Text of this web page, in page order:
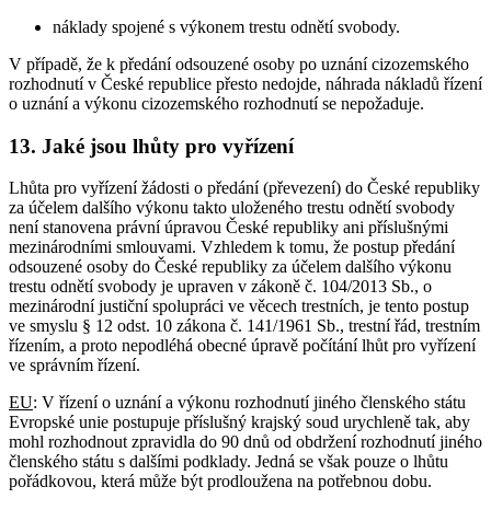
náklady spojené s výkonem trestu odnětí svobody.
V případě, že k předání odsouzené osoby po uznání cizozemského
rozhodnutí v České republice přesto nedojde, náhrada nákladů řízení
o uznání a výkonu cizozemského rozhodnutí se nepožaduje.
13. Jaké jsou lhůty pro vyřízení
Lhůta pro vyřízení žádosti o předání (převezení) do České republiky
za účelem dalšího výkonu takto uloženého trestu odnětí svobody
není stanovena právní úpravou České republiky ani příslušnými
mezinárodními smlouvami. Vzhledem k tomu, že postup předání
odsouzené osoby do České republiky za účelem dalšího výkonu
trestu odnětí svobody je upraven v zákoně č. 104/2013 Sb., o
mezinárodní justiční spolupráci ve věcech trestních, je tento postup
ve smyslu § 12 odst. 10 zákona č. 141/1961 Sb., trestní řád, trestním
řízením, a proto nepodléhá obecné úpravě počítání lhůt pro vyřízení
ve správním řízení.
EU: V řízení o uznání a výkonu rozhodnutí jiného členského státu
Evropské unie postupuje příslušný krajský soud urychleně tak, aby
mohl rozhodnout zpravidla do 90 dnů od obdržení rozhodnutí jiného
členského státu s dalšími podklady. Jedná se však pouze o lhůtu
pořádkovou, která může být prodloužena na potřebnou dobu.